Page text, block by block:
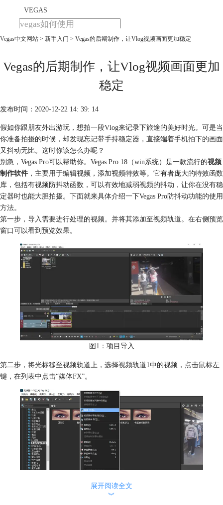
VEGAS
首页
下载
教程
Vegas中文网站 > 新手入门 > Vegas的后期制作，让Vlog视频画面更加稳定
Vegas的后期制作，让Vlog视频画面更加
稳定
发布时间：2020-12-22 14: 39: 14
假如你跟朋友外出游玩，想拍一段Vlog来记录下旅途的美好时光。可是当
你准备拍摄的时候，却发现忘记带手持稳定器，直接端着手机拍下的画面
又抖动无比。这时你该怎么办呢？
别急，Vegas Pro可以帮助你。Vegas Pro 18（win系统）是一款流行的视频
制作软件，主要用于编辑视频，添加视频特效等。它有者庞大的特效函数
库，包括有视频防抖动函数，可以有效地减弱视频的抖动，让你在没有稳
定器时也能大胆拍摄。下面就来具体介绍一下Vegas Pro防抖动功能的使用
方法。
第一步，导入需要进行处理的视频。并将其添加至视频轨道。在右侧预览
窗口可以看到预览效果。
图1：项目导入
第二步，将光标移至视频轨道上，选择视频轨道1中的视频，点击鼠标左
键，在列表中点击“媒体FX”。
展开阅读全文
︾